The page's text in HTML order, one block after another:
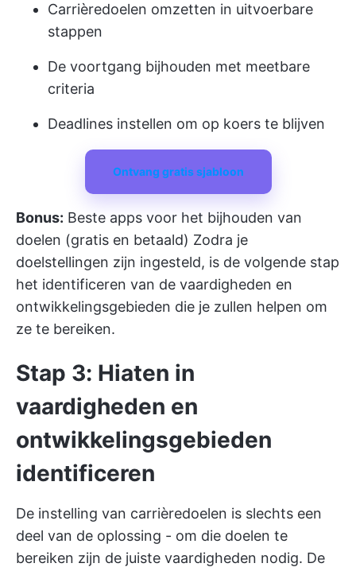
Carrièredoelen omzetten in uitvoerbare
stappen
De voortgang bijhouden met meetbare
criteria
Deadlines instellen om op koers te blijven
Ontvang gratis sjabloon
Bonus: Beste apps voor het bijhouden van
doelen (gratis en betaald) Zodra je
doelstellingen zijn ingesteld, is de volgende stap
het identificeren van de vaardigheden en
ontwikkelingsgebieden die je zullen helpen om
ze te bereiken.
Stap 3: Hiaten in
vaardigheden en
ontwikkelingsgebieden
identificeren
De instelling van carrièredoelen is slechts een
deel van de oplossing - om die doelen te
bereiken zijn de juiste vaardigheden nodig. De